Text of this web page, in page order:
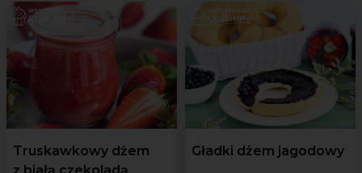
Truskawkowy dżem
Gładki dżem jagodowy